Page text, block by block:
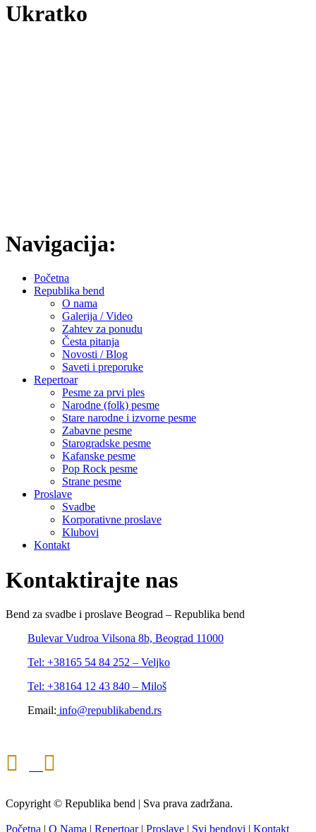
Ukratko
Navigacija:
Početna
Republika bend
O nama
Galerija / Video
Zahtev za ponudu
Česta pitanja
Novosti / Blog
Saveti i preporuke
Repertoar
Pesme za prvi ples
Narodne (folk) pesme
Stare narodne i izvorne pesme
Zabavne pesme
Starogradske pesme
Kafanske pesme
Pop Rock pesme
Strane pesme
Proslave
Svadbe
Korporativne proslave
Klubovi
Kontakt
Kontaktirajte nas
Bend za svadbe i proslave Beograd – Republika bend
Bulevar Vudroa Vilsona 8b, Beograd 11000
Tel: +38165 54 84 252 – Veljko
Tel: +38164 12 43 840 – Miloš
Email: info@republikabend.rs
Copyright © Republika bend | Sva prava zadržana.
Početna | O Nama | Repertoar| Proslave | Svi bendovi | Kontakt